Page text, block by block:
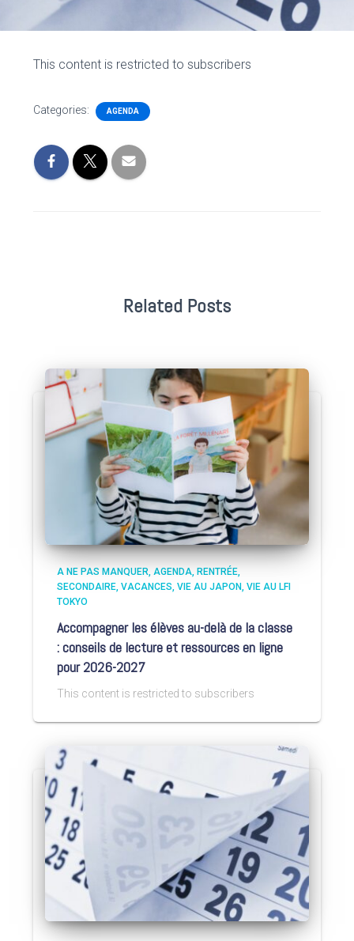
This content is restricted to subscribers
Categories: AGENDA
Related Posts
A NE PAS MANQUER AGENDA RENTRÉE
SECONDAIRE VACANCES VIE AU JAPON VIE AU LFI
TOKYO
Accompagner les élèves au-delà de la classe
: conseils de lecture et ressources en ligne
pour 2026-2027
This content is restricted to subscribers